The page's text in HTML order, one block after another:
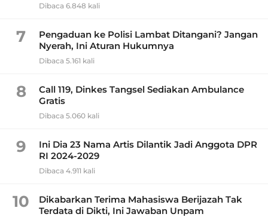
Dibaca 6.848 kali
7
Pengaduan ke Polisi Lambat Ditangani? Jangan
Nyerah, Ini Aturan Hukumnya
Dibaca 5.161 kali
8
Call 119, Dinkes Tangsel Sediakan Ambulance
Gratis
Dibaca 5.060 kali
9
Ini Dia 23 Nama Artis Dilantik Jadi Anggota DPR
RI 2024-2029
Dibaca 4.911 kali
10
Dikabarkan Terima Mahasiswa Berijazah Tak
Terdata di Dikti, Ini Jawaban Unpam